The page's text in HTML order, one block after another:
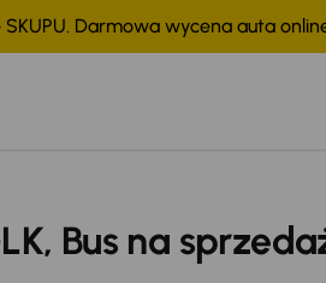
Darmowa wycena auta
Bus na